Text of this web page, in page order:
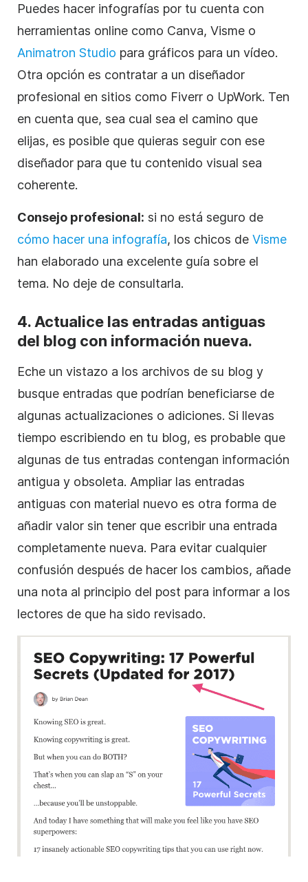
Puedes hacer infografías por tu cuenta con
herramientas online como Canva, Visme o
Animatron Studio para gráficos para un vídeo.
Otra opción es contratar a un diseñador
profesional en sitios como Fiverr o UpWork. Ten
en cuenta que, sea cual sea el camino que
elijas, es posible que quieras seguir con ese
diseñador para que tu contenido visual sea
coherente.
Consejo profesional: si no está seguro de
cómo hacer una infografía, los chicos de Visme
han elaborado una excelente guía sobre el
tema. No deje de consultarla.
4. Actualice las entradas antiguas
del blog con información nueva.
Eche un vistazo a los archivos de su blog y
busque entradas que podrían beneficiarse de
algunas actualizaciones o adiciones. Si llevas
tiempo escribiendo en tu blog, es probable que
algunas de tus entradas contengan información
antigua y obsoleta. Ampliar las entradas
antiguas con material nuevo es otra forma de
añadir valor sin tener que escribir una entrada
completamente nueva. Para evitar cualquier
confusión después de hacer los cambios, añade
una nota al principio del post para informar a los
lectores de que ha sido revisado.